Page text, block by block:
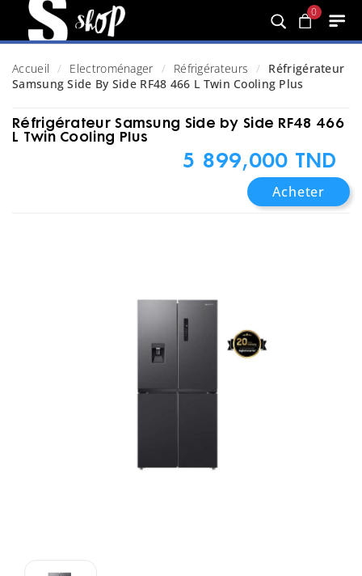
0
Accueil Electroménager Réfrigérateurs
Réfrigérateur
Samsung Side By Side RF48 466 L Twin Cooling Plus
Réfrigérateur Samsung Side by Side RF48 466
L Twin Cooling Plus
5 899,000 TND
Acheter